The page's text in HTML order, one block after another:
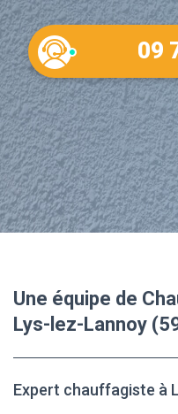
09
Une équipe de
Lys-lez-Lannoy
Expert chauffagiste à